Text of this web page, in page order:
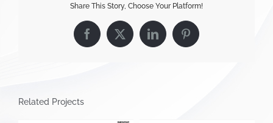
Share This Story, Choose Your Platform!
Facebook
X LinkedInPinterest
Related Projects